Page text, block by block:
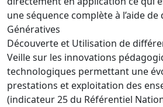
une séquence complète à l’aide
Génératives
Découverte et Utilisation de
Veille sur les innovations
technologiques permettant une
prestations et exploitation des
(indicateur 25 du Référentiel